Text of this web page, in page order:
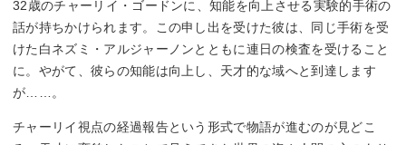
32歳のチャーリイ・ゴードンに、知能を向上させる実験的手術の
話が持ちかけられます。この申し出を受けた彼は、同じ手術を受
けた白ネズミ・アルジャーノンとともに連日の検査を受けること
に。やがて、彼らの知能は向上し、天才的な域へと到達します
が……。
チャーリイ視点の経過報告という形式で物語が進むのが見どこ